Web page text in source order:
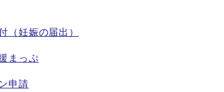
（妊娠の届出）
まっぷ
申請